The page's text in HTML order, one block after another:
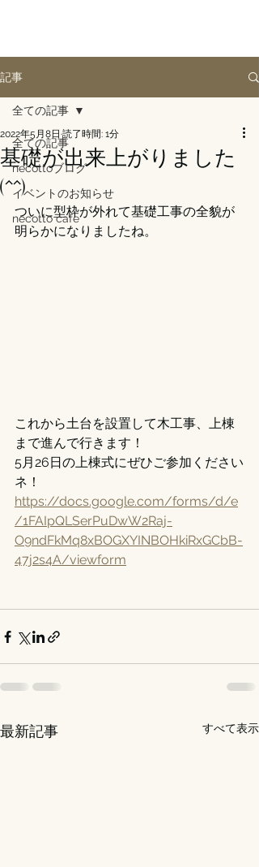
記事
全ての記事
necottoブログ
イベントのお知らせ
necotto cafe
全ての記事
基礎が出来上がりました
(^^)
2022年5月8日 読了時間: 1分
ついに型枠が外れて基礎工事の全貌が
明らかになりましたね。
これから土台を設置して木工事、上棟
まで進んで行きます！
5月26日の上棟式にぜひご参加ください
ネ！
https://docs.google.com/forms/d/e
/1FAIpQLSerPuDwW2Raj-
O9ndFkMq8xBOGXYINBOHkiRxGCbB-
47j2s4A/viewform
最新記事 すべて表示